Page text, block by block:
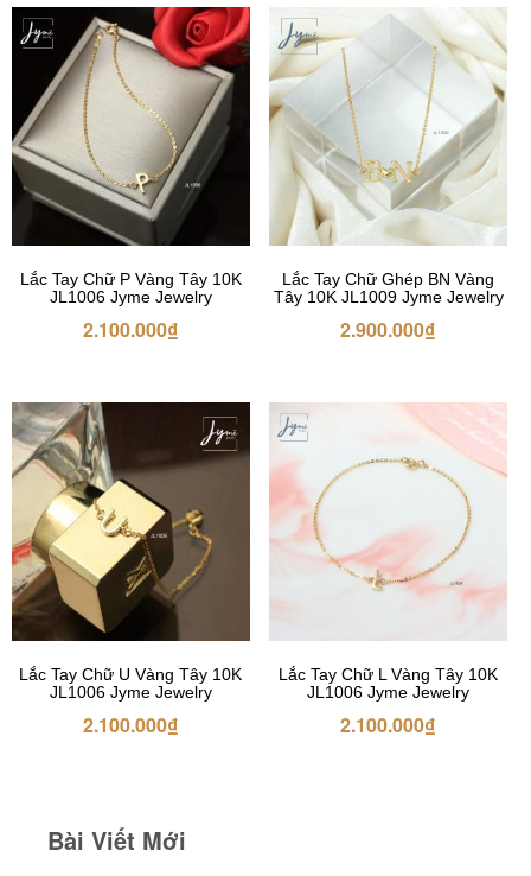
Lắc Tay Chữ P Vàng Tây 10K
JL1006 Jyme Jewelry
2.100.000₫
Lắc Tay Chữ Ghép BN Vàng
Tây 10K JL1009 Jyme Jewelry
2.900.000₫
Lắc Tay Chữ U Vàng Tây 10K
JL1006 Jyme Jewelry
2.100.000₫
Lắc Tay Chữ L Vàng Tây 10K
JL1006 Jyme Jewelry
2.100.000₫
Bài Viết Mới